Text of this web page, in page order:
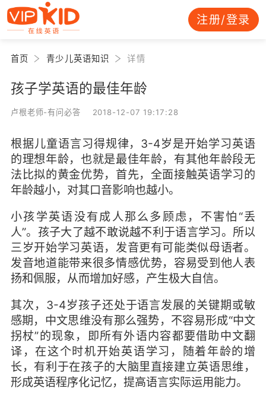
注册/登录
首页 青少儿英语知识 详情
孩子学英语的最佳年龄
卢根老师-有问必答 2018-12-07 19:17:28
根据儿童语言习得规律，3-4岁是开始学习英语
的理想年龄，也就是最佳年龄，有其他年龄段无
法比拟的黄金优势，首先，全面接触英语学习的
年龄越小，对其口音影响也越小。
小孩学英语没有成人那么多顾虑，不害怕“丢
人”。孩子大了越不敢说越不利于语言学习。所以
三岁开始学习英语，发音更有可能类似母语者。
发音地道能带来很多情感优势，容易受到他人表
扬和佩服，从而增加好感，产生极大自信。
其次，3-4岁孩子还处于语言发展的关键期或敏
感期，中文思维没有那么强势，不容易形成“中文
拐杖”的现象，即所有外语内容都要借助中文翻
译，在这个时机开始英语学习，随着年龄的增
长，有利于在孩子的大脑里直接建立英语思维，
形成英语程序化记忆，提高语言实际运用能力。